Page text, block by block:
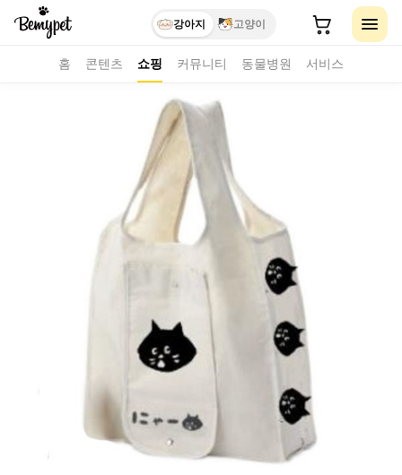
강아지 고양이
홈 콘텐츠 쇼핑 커뮤니티 동물병원 서비스